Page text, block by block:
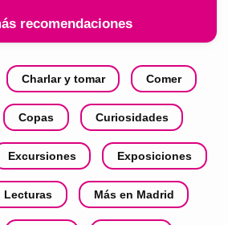
recomendaciones
Charlar y tomar Comer
Copas Curiosidades
Excursiones Exposiciones
Lecturas Más en Madrid